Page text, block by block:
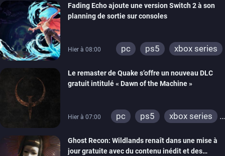
Fading Echo ajoute une version Switch 2 à son
planning de sortie sur consoles
Hier à 08:00 pc ps5 xbox series
Le remaster de Quake s’offre un nouveau DLC
gratuit intitulé « Dawn of the Machine »
Hier à 07:00 pc ps5
xbox series
xbox one
nintendo 64
Ghost Recon: Wildlands renaît dans une mise à
jour gratuite avec du contenu inédit et des